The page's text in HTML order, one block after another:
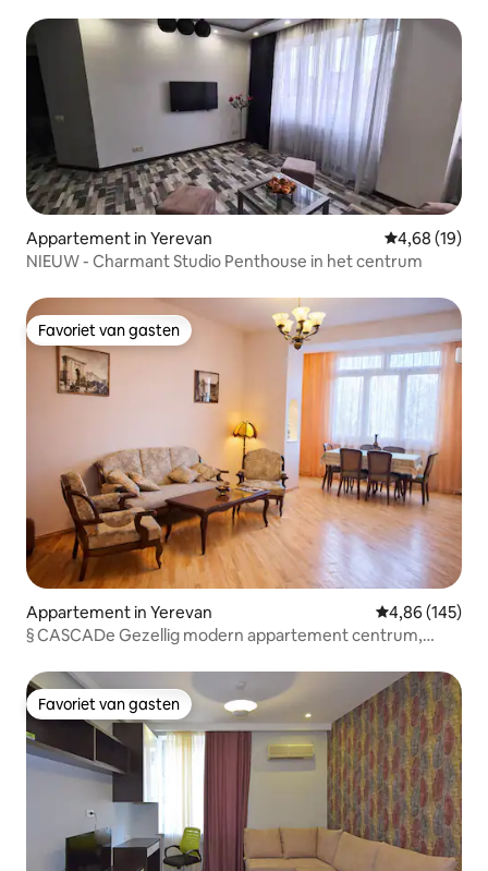
Appartement in Yerevan Gemiddelde
4,68 (19)
NIEUW - Charmant Studio Penthouse in het centrum
Favoriet van gasten
Favoriet van gasten
Appartement in Yerevan Gemiddelde
4,86 (145)
§ CASCADe Gezellig modern appartement centrum,
Favoriet van gasten
Favoriet van gasten